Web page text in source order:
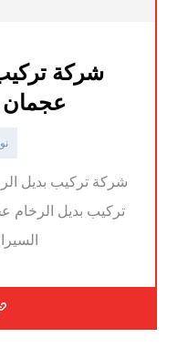
شركة
عجمان
شركة تركيب بديل
تركيب بديل الرخام